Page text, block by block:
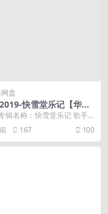
盘
快雪堂乐记【华侨
】【WAV+CCUE】
辑名称：快雪堂乐记 歌手
窦唯 & 不一样 制作发行：中
167 100